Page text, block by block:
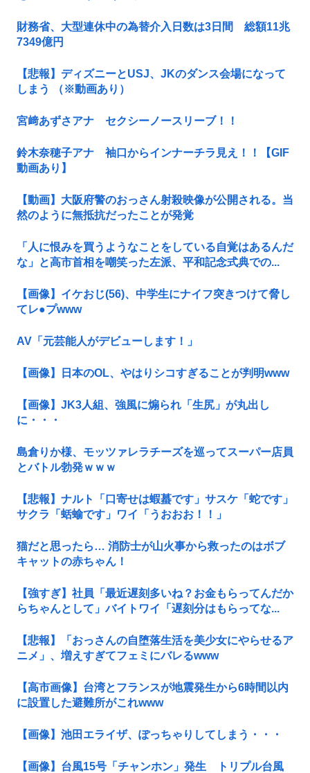
財務省、大型連休中の為替介入日数は3日間 総額11兆
7349億円
【悲報】ディズニーとUSJ、JKのダンス会場になって
しまう （※動画あり）
宮﨑あずさアナ セクシーノースリーブ！！
鈴木奈穂子アナ 袖口からインナーチラ見え！！【GIF
動画あり】
【動画】大阪府警のおっさん射殺映像が公開される。当
然のように無抵抗だったことが発覚
「人に恨みを買うようなことをしている自覚はあるんだ
な」と高市首相を嘲笑った左派、平和記念式典での...
【画像】イケおじ(56)、中学生にナイフ突きつけて脅し
てレ●プwww
AV「元芸能人がデビューします！」
【画像】日本のOL、やはりシコすぎることが判明www
【画像】JK3人組、強風に煽られ「生尻」が丸出し
に・・・
島倉りか様、モッツァレラチーズを巡ってスーパー店員
とバトル勃発ｗｗｗ
【悲報】ナルト「口寄せは蝦蟇です」サスケ「蛇です」
サクラ「蛞蝓です」ワイ「うおおお！！」
猫だと思ったら… 消防士が山火事から救ったのはボブ
キャットの赤ちゃん！
【強すぎ】社員「最近遅刻多いね？お金もらってんだか
らちゃんとして」バイトワイ「遅刻分はもらってな...
【悲報】「おっさんの自堕落生活を美少女にやらせるア
ニメ」、増えすぎてフェミにバレるwww
【高市画像】台湾とフランスが地震発生から6時間以内
に設置した避難所がこれwww
【画像】池田エライザ、ぽっちゃりしてしまう・・・
【画像】台風15号「チャンホン」発生 トリプル台風